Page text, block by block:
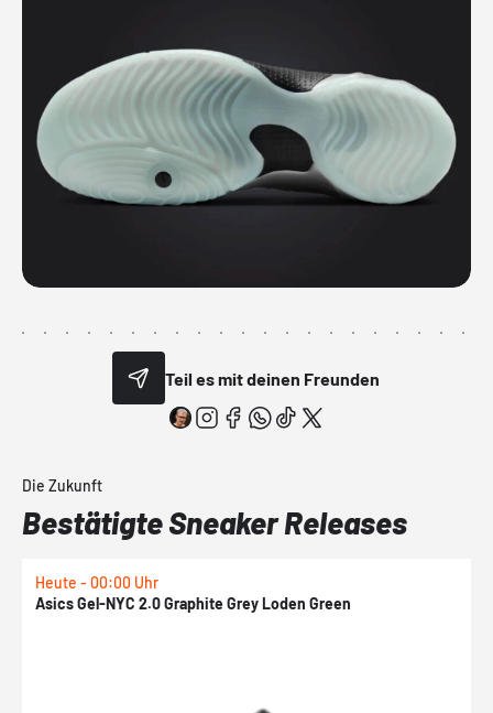
Teil es mit deinen Freunden
Die Zukunft
Bestätigte Sneaker Releases
Heute - 00:00 Uhr
Asics Gel-NYC 2.0 Graphite Grey Loden Green